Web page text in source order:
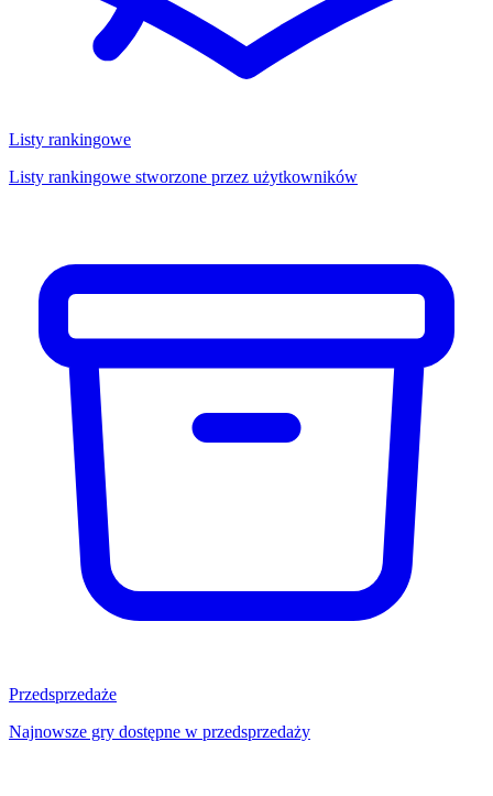
Listy rankingowe
Listy rankingowe stworzone przez użytkowników
Przedsprzedaże
Najnowsze gry dostępne w przedsprzedaży